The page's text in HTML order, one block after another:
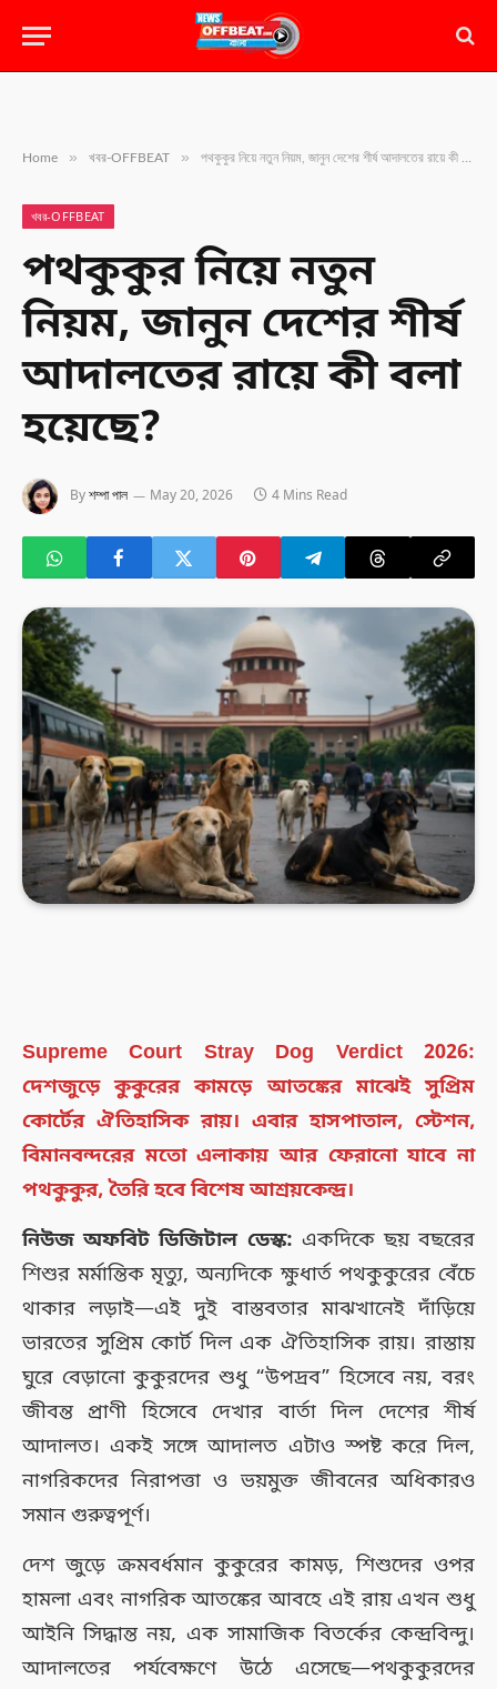
Home » খবর-OFFBEAT » পথকুকুর নিয়ে নতুন নিয়ম, জানুন দেশের শীর্ষ আদালতের রায়ে কী বলা হয়েছে?
খবর-OFFBEAT
পথকুকুর নিয়ে নতুন
নিয়ম, জানুন দেশের শীর্ষ
আদালতের রায়ে কী বলা
হয়েছে?
Byশম্পা পাল May 20, 2026 4 Mins Read
Supreme Court Stray Dog Verdict 2026:
দেশজুড়ে কুকুরের কামড়ে আতঙ্কের মাঝেই সুপ্রিম
কোর্টের ঐতিহাসিক রায়। এবার হাসপাতাল, স্টেশন,
বিমানবন্দরের মতো এলাকায় আর ফেরানো যাবে না
পথকুকুর, তৈরি হবে বিশেষ আশ্রয়কেন্দ্র।
নিউজ অফবিট ডিজিটাল ডেস্ক: একদিকে ছয় বছরের
শিশুর মর্মান্তিক মৃত্যু, অন্যদিকে ক্ষুধার্ত পথকুকুরের বেঁচে
থাকার লড়াই—এই দুই বাস্তবতার মাঝখানেই দাঁড়িয়ে
ভারতের সুপ্রিম কোর্ট দিল এক ঐতিহাসিক রায়। রাস্তায়
ঘুরে বেড়ানো কুকুরদের শুধু “উপদ্রব” হিসেবে নয়, বরং
জীবন্ত প্রাণী হিসেবে দেখার বার্তা দিল দেশের শীর্ষ
আদালত। একই সঙ্গে আদালত এটাও স্পষ্ট করে দিল,
নাগরিকদের নিরাপত্তা ও ভয়মুক্ত জীবনের অধিকারও
সমান গুরুত্বপূর্ণ।
দেশ জুড়ে ক্রমবর্ধমান কুকুরের কামড়, শিশুদের ওপর
হামলা এবং নাগরিক আতঙ্কের আবহে এই রায় এখন শুধু
আইনি সিদ্ধান্ত নয়, এক সামাজিক বিতর্কের কেন্দ্রবিন্দু।
আদালতের পর্যবেক্ষণে উঠে এসেছে—পথকুকুরদের